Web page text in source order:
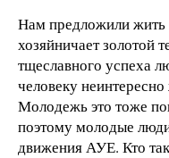
Нам предложили жить
хозяйничает золотой
тщеславного успеха
человеку
Молодежь это тоже
поэтому молодые
движения АУЕ. Кто